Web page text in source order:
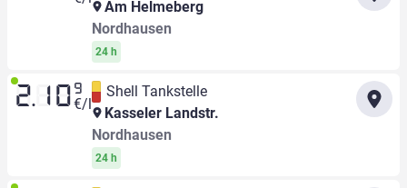
Am Helmeberg
Nordhausen
24 h
2.10 9
€/l
Shell Tankstelle
Kasseler Landstr.
Nordhausen
24 h